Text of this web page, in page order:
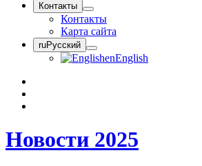
Контакты
Контакты
Карта сайта
ruРусский
enEnglish
Новости 2025